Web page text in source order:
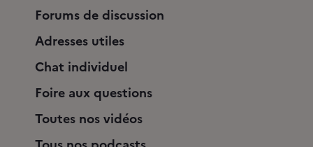
Forums de discussion
Adresses utiles
Chat individuel
Foire aux questions
Toutes nos vidéos